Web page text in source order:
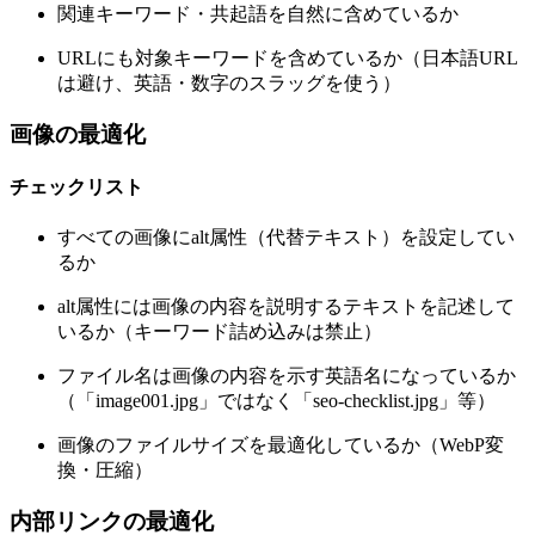
関連キーワード・共起語を自然に含めているか
URLにも対象キーワードを含めているか（日本語URL
は避け、英語・数字のスラッグを使う）
画像の最適化
チェックリスト
すべての画像にalt属性（代替テキスト）を設定してい
るか
alt属性には画像の内容を説明するテキストを記述して
いるか（キーワード詰め込みは禁止）
ファイル名は画像の内容を示す英語名になっているか
（「image001.jpg」ではなく「seo-checklist.jpg」等）
画像のファイルサイズを最適化しているか（WebP変
換・圧縮）
内部リンクの最適化